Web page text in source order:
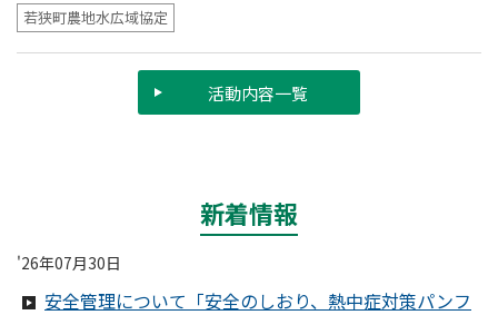
若狭町農地水広域協定
活動内容一覧
新着情報
'26年07月30日
安全管理について「安全のしおり、熱中症対策パンフ